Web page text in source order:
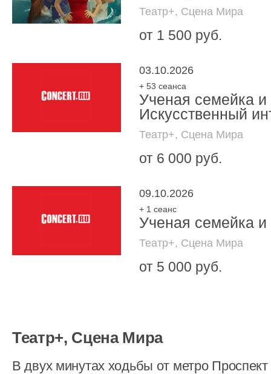
Театр+, Сцена Мира
от 1 500 руб.
03.10.2026
+ 53 сеанса
Ученая семейка и
Искусственный
Театр+, Сцена Мира
от 6 000 руб.
09.10.2026
+ 1 сеанс
Ученая семейка и
Театр+, Сцена Мира
от 5 000 руб.
Театр+, Сцена Мира
В двух минутах ходьбы от метро